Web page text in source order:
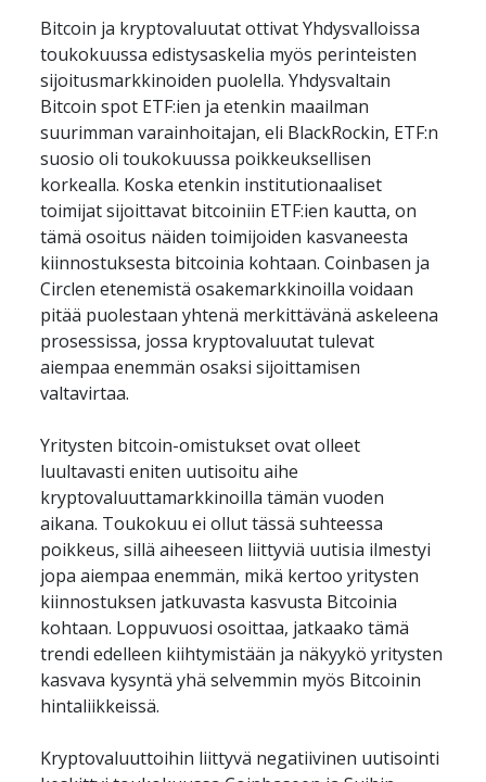
Bitcoin ja kryptovaluutat ottivat Yhdysvalloissa
toukokuussa edistysaskelia myös perinteisten
sijoitusmarkkinoiden puolella. Yhdysvaltain
Bitcoin spot ETF:ien ja etenkin maailman
suurimman varainhoitajan, eli BlackRockin, ETF:n
suosio oli toukokuussa poikkeuksellisen
korkealla. Koska etenkin institutionaaliset
toimijat sijoittavat bitcoiniin ETF:ien kautta, on
tämä osoitus näiden toimijoiden kasvaneesta
kiinnostuksesta bitcoinia kohtaan. Coinbasen ja
Circlen etenemistä osakemarkkinoilla voidaan
pitää puolestaan yhtenä merkittävänä askeleena
prosessissa, jossa kryptovaluutat tulevat
aiempaa enemmän osaksi sijoittamisen
valtavirtaa.
Yritysten bitcoin-omistukset ovat olleet
luultavasti eniten uutisoitu aihe
kryptovaluuttamarkkinoilla tämän vuoden
aikana. Toukokuu ei ollut tässä suhteessa
poikkeus, sillä aiheeseen liittyviä uutisia ilmestyi
jopa aiempaa enemmän, mikä kertoo yritysten
kiinnostuksen jatkuvasta kasvusta Bitcoinia
kohtaan. Loppuvuosi osoittaa, jatkaako tämä
trendi edelleen kiihtymistään ja näkyykö yritysten
kasvava kysyntä yhä selvemmin myös Bitcoinin
hintaliikkeissä.
Kryptovaluuttoihin liittyvä negatiivinen uutisointi